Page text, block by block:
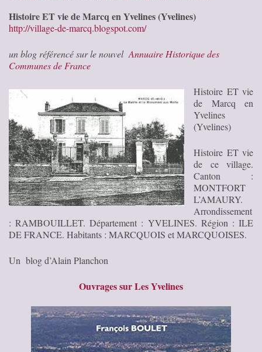
Histoire ET vie de Marcq en Yvelines (Yvelines)
http://village-de-marcq.blogspot.com/
un blog référencé sur le nouvel Annuaire Historique des
Communes de France
Histoire ET vie
de Marcq en
Yvelines
(Yvelines)
Histoire ET vie
de ce village.
Canton :
MONTFORT
L’AMAURY.
Arrondissement
: RAMBOUILLET. Département : YVELINES. Région : ILE
DE FRANCE. Habitants : MARCQUOIS et MARCQUOISES.
Un blog d’Alain Planchon
Ouvrages sur Les Yvelines